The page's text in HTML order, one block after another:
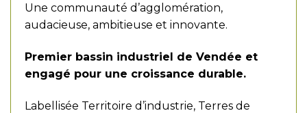
Une communauté d’agglomération,
audacieuse, ambitieuse et innovante.
Premier bassin industriel de Vendée et
engagé pour une croissance durable.
Labellisée Territoire d’industrie, Terres de